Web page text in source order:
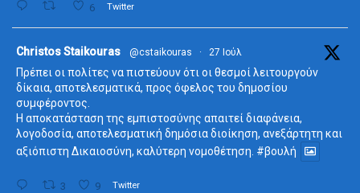
6 Twitter
Christos Staikouras @cstaikouras · 27 Ιούλ
Πρέπει οι πολίτες να πιστεύουν ότι οι θεσμοί λειτουργούν
δίκαια, αποτελεσματικά, προς όφελος του δημοσίου
συμφέροντος.
Η αποκατάσταση της εμπιστοσύνης απαιτεί διαφάνεια,
λογοδοσία, αποτελεσματική δημόσια διοίκηση, ανεξάρτητη και
αξιόπιστη Δικαιοσύνη, καλύτερη νομοθέτηση. #βουλή
3 9 Twitter